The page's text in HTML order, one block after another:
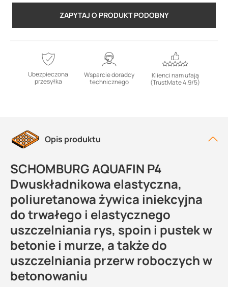
ZAPYTAJ O PRODUKT PODOBNY
Ubezpieczona
przesyłka
Wsparcie doradcy
technicznego
Klienci nam ufają
(TrustMate 4.9/5)
Opis produktu
SCHOMBURG AQUAFIN P4
Dwuskładnikowa elastyczna,
poliuretanowa żywica iniekcyjna
do trwałego i elastycznego
uszczelniania rys, spoin i pustek w
betonie i murze, a także do
uszczelniania przerw roboczych w
betonowaniu